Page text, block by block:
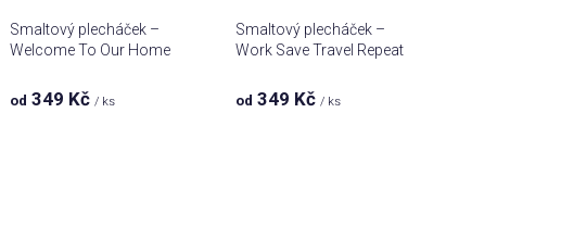
Smaltový plecháček –
Welcome To Our Home
od 349 Kč / ks
Smaltový plecháček –
Work Save Travel Repeat
od 349 Kč / ks